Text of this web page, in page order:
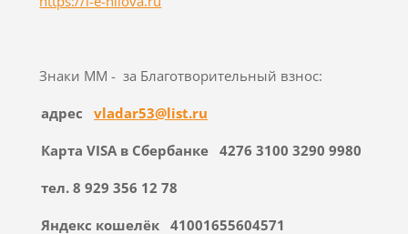
Знаки ММ - за Благотворительный взнос:
адресvladar53@list.ru
КартаVISA в Сбербанке4276 3100 3290 9980
​​​​​​​тел. 8 929 356 12 78
Яндекс кошелёк 41001655604571